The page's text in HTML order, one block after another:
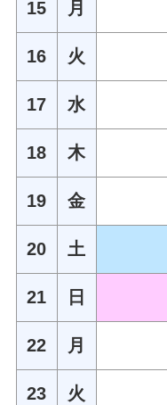
15 月
16 火
17 水
18 木
19 金
20 土
21 日
22 月
23 火